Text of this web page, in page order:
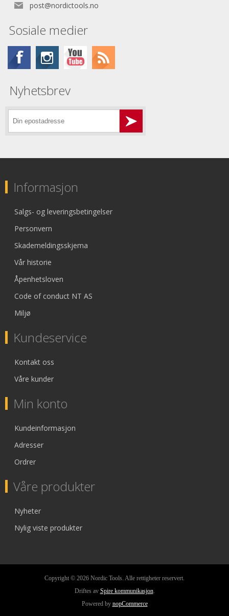
post@nordictools.no
Sosiale medier
Nyhetsbrev
Informasjon
Salgs- og leveringsbetingelser
Personvern
Skademeldingsskjema
Vår historie
Åpenhetsloven
Code of conduct NT AS
Miljø
Kundeservice
Kontakt oss
Våre kunder
Min konto
Kundeinformasjon
Adresser
Ordrer
Våre produkter
Nyheter
Nylig viste produkter
Copyright © 2026 Nordic Tools. Alle rettigheter reservert.
Driftes av Spire kommunikasjon.
Powered by nopCommerce